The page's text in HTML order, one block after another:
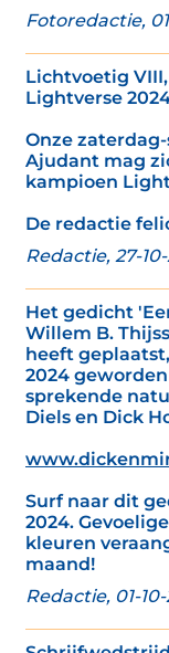
Fotoredactie,
Lichtvoetig
Lightverse
Onze
Ajudant mag
kampioen
De redactie
Redactie, 27-
Het gedicht
Willem B.
heeft
2024
sprekende
Diels en Dick
Surf naar dit
2024.
kleuren
maand!
Redactie, 01-